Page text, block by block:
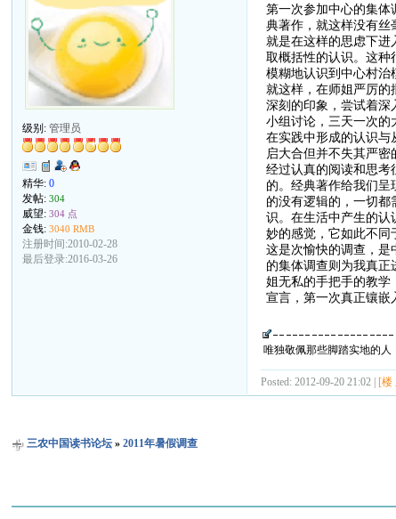
级别:管理员
精华:0
发帖:304
威望:304 点
金钱:3040 RMB
注册时间:2010-02-28
最后登录:2016-03-26
第一次参加中心的集体
典著作，就这样没有丝
就是在这样的思虑下进
取概括性的认识。这种
模糊地认识到中心村治
就这样，在师姐严厉的
深刻的印象，尝试着深
小组讨论，三天一次的
在实践中形成的认识与
启大合但并不失其严
经过认真的阅读和思考
的。经典著作给我们
的没有逻辑的，一切
识。在生活中产生的认
妙的感觉，它如此不同
这是次愉快的调查，是
的集体调查则为我真
姐无私的手把手的教学
宣言，第一次真正镶嵌
唯独敬佩那些脚踏实地的人
Posted: 2012-09-20 21:02 |[楼
三农中国读书论坛 »2011年暑假调查